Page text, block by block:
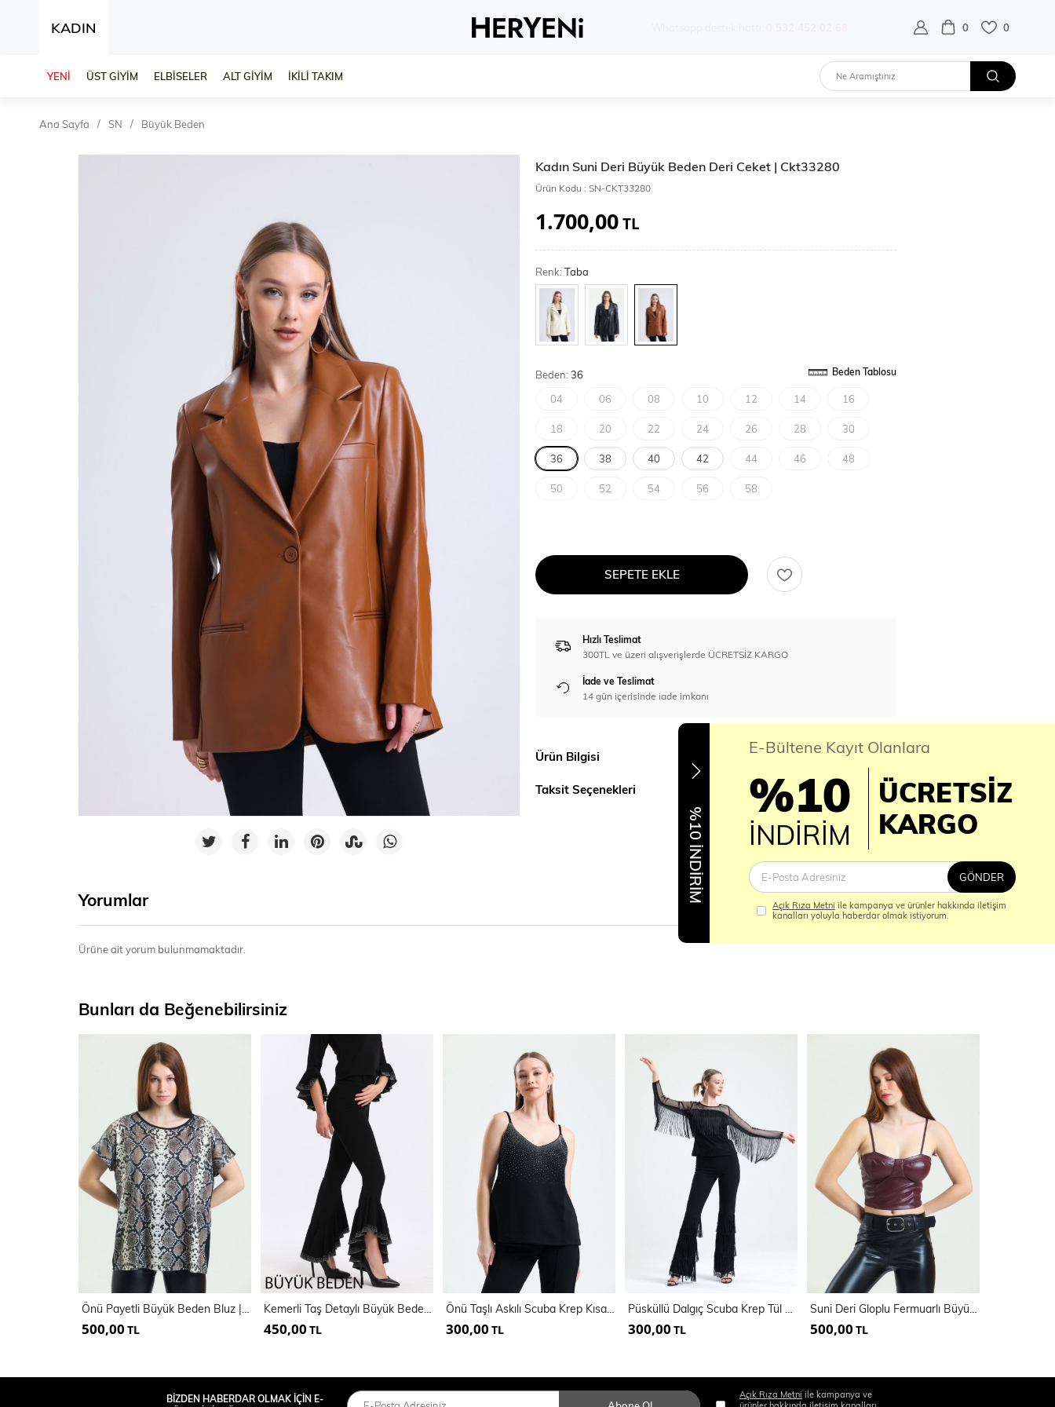
KADIN 0 0
YENİ ÜST GİYİM ELBİSELER ALT GİYİM İKİLİ TAKIM
Ana Sayfa SN Büyük Beden
Kadın Suni Deri Büyük Beden Deri Ceket | Ckt33280
Ürün Kodu : SN-CKT33280
1.700,00TL
Renk:Taba
Beden:36 Beden Tablosu
04 06 08 10 12 14 16
18 20 22 24 26 28 30
36 38 40 42 44 46 48
50 52 54 56 58
SEPETE EKLE
Hızlı Teslimat
300TL ve üzeri alışverişlerde ÜCRETSİZ KARGO
İade ve Teslimat
14 gün içerisinde iade imkanı
Ürün Bilgisi
Taksit Seçenekleri
Yorumlar
Ürüne ait yorum bulunmamaktadır.
Bunları da Beğenebilirsiniz
Önü Payetli Büyük Beden Bluz | Blz34612
500,00 TL
Kemerli Taş Detaylı Büyük Beden Pantolon | Pnt34810
450,00 TL
Önü Taşlı Askılı Scuba Krep Kısa Bluz | Blz34466
300,00 TL
Püsküllü Dalgıç Scuba Krep Tül Bluz | Blz33372
300,00 TL
Suni Deri Gloplu Fermuarlı Büyük Beden Bustiyer | BUST34636
500,00 TL
%10 İNDİRİM
E-Bültene Kayıt Olanlara
%10
İNDİRİM
ÜCRETSİZ
KARGO
GÖNDER
Açık Rıza Metni ile kampanya ve ürünler hakkında iletişim
kanalları yoluyla haberdar olmak istiyorum.
BİZDEN HABERDAR OLMAK İÇİN E-
Açık Rıza Metni ile kampanya ve